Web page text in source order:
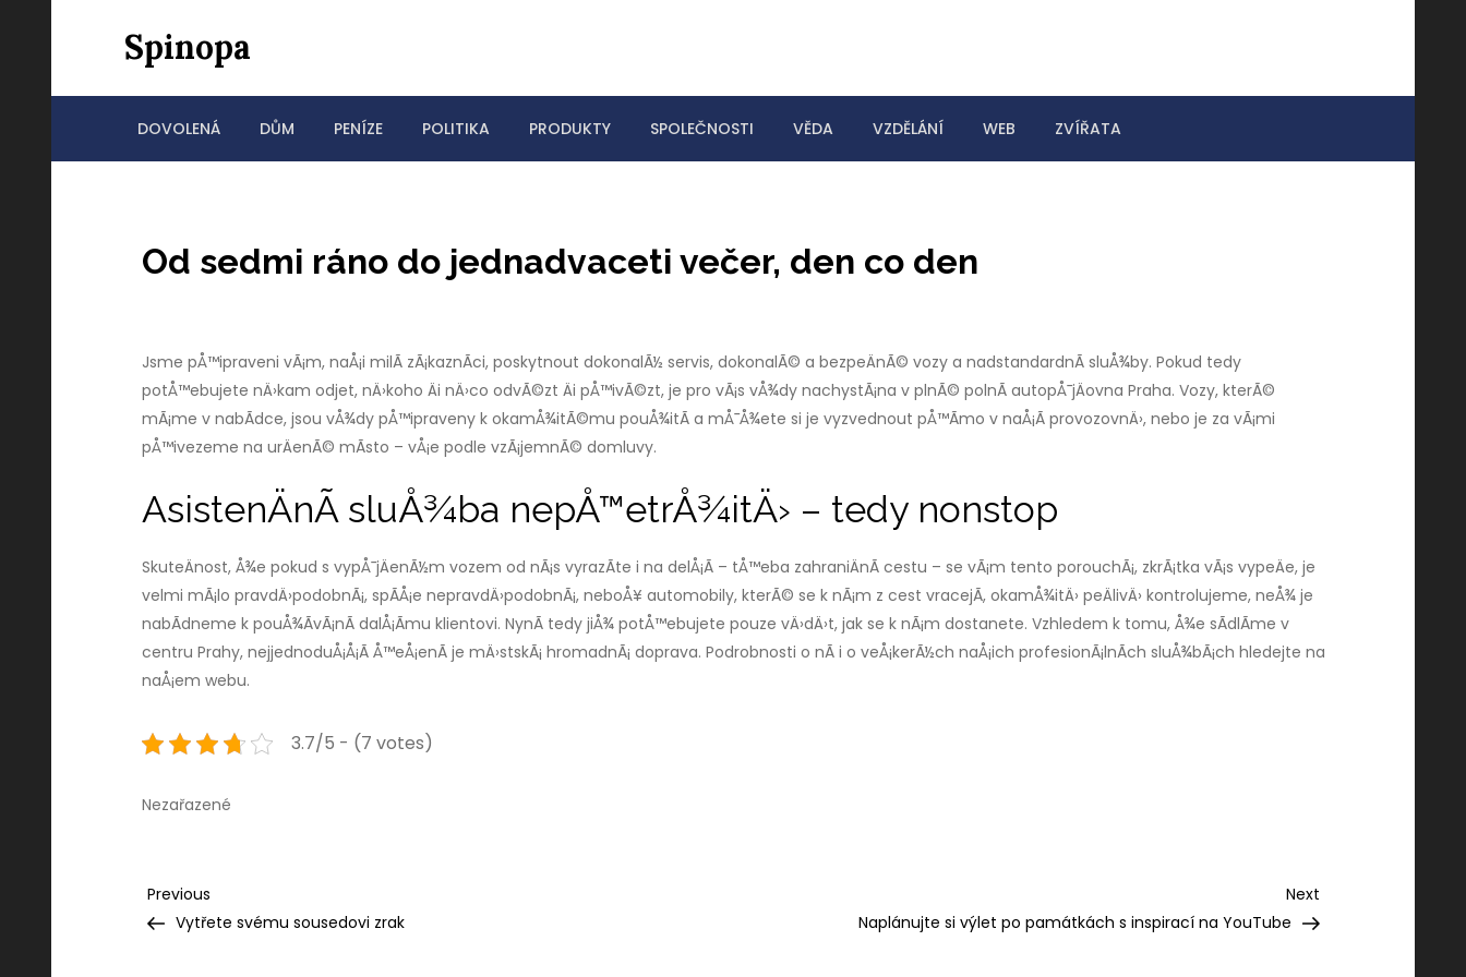
Spinopa
DOVOLENÁ DŮM PENÍZE POLITIKA PRODUKTY SPOLEČNOSTI VĚDA VZDĚLÁNÍ WEB ZVÍŘATA
Od sedmi ráno do jednadvaceti večer, den co den
Jsme pÅ™ipraveni vÃ¡m, naÅ¡i milÃ­ zÃ¡kaznÃ­ci, poskytnout dokonalÃ½ servis, dokonalÃ© a bezpeÄnÃ© vozy a nadstandardnÃ­ sluÅ¾by. Pokud tedy
potÅ™ebujete nÄ›kam odjet, nÄ›koho Äi nÄ›co odvÃ©zt Äi pÅ™ivÃ©zt, je pro vÃ¡s vÅ¾dy nachystÃ¡na v plnÃ© polnÃ­ autopÅ¯jÄovna Praha. Vozy, kterÃ©
mÃ¡me v nabÃ­dce, jsou vÅ¾dy pÅ™ipraveny k okamÅ¾itÃ©mu pouÅ¾itÃ­ a mÅ¯Å¾ete si je vyzvednout pÅ™Ã­mo v naÅ¡Ã­ provozovnÄ›, nebo je za vÃ¡mi
pÅ™ivezeme na urÄenÃ© mÃ­sto – vÅ¡e podle vzÃ¡jemnÃ© domluvy.
AsistenÄnÃ­ sluÅ¾ba nepÅ™etrÅ¾itÄ› – tedy nonstop
SkuteÄnost, Å¾e pokud s vypÅ¯jÄenÃ½m vozem od nÃ¡s vyrazÃ­te i na delÅ¡Ã­ – tÅ™eba zahraniÄnÃ­ cestu – se vÃ¡m tento porouchÃ¡, zkrÃ¡tka vÃ¡s vypeÄe, je
velmi mÃ¡lo pravdÄ›podobnÃ¡, spÃ­Å¡e nepravdÄ›podobnÃ¡, neboÅ¥ automobily, kterÃ© se k nÃ¡m z cest vracejÃ­, okamÅ¾itÄ› peÄlivÄ› kontrolujeme, neÅ¾ je
nabÃ­dneme k pouÅ¾Ã­vÃ¡nÃ­ dalÅ¡Ã­mu klientovi. NynÃ­ tedy jiÅ¾ potÅ™ebujete pouze vÄ›dÄ›t, jak se k nÃ¡m dostanete. Vzhledem k tomu, Å¾e sÃ­dlÃ­me v
centru Prahy, nejjednoduÅ¡Å¡Ã­ Å™eÅ¡enÃ­ je mÄ›stskÃ¡ hromadnÃ¡ doprava. Podrobnosti o nÃ­ i o veÅ¡kerÃ½ch naÅ¡ich profesionÃ¡lnÃ­ch sluÅ¾bÃ¡ch hledejte na
naÅ¡em webu.
3.7/5 - (7 votes)
Nezařazené
Navigace
Previous
Post
Previous
Vytřete svému sousedovi zrak
Next
Post
Next
Naplánujte si výlet po památkách s inspirací na YouTube